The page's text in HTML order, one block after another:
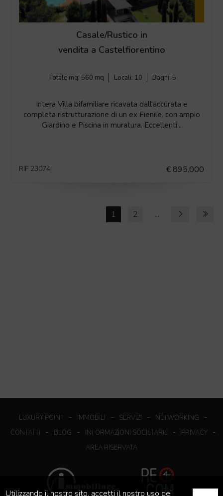
Casale/Rustico in
vendita a Castelfiorentino
Totale mq: 560 mq Locali: 10 Bagni: 5
Intera Villa bifamiliare ricavata dall'accurata e
completa ristrutturazione di un ex Fienile, con ampio
Giardino e Piscina in muratura. Eccellenti...
RIF 23074 € 895.000
1 2 ...
LUXURY POINT - IMMOBILI - SERVIZI - NETWORKING -
CONTATTI - BLOG - INFORMAZIONI SOCIETARIE - PRIVACY -
AREA RISERVATA
Utilizzando il nostro sito, accetti il nostro uso dei